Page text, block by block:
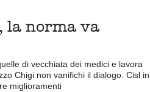
la norma va
di vecchiata dei medici e lavora
Chigi non vanifichi il dialogo. Cisl in
miglioramenti